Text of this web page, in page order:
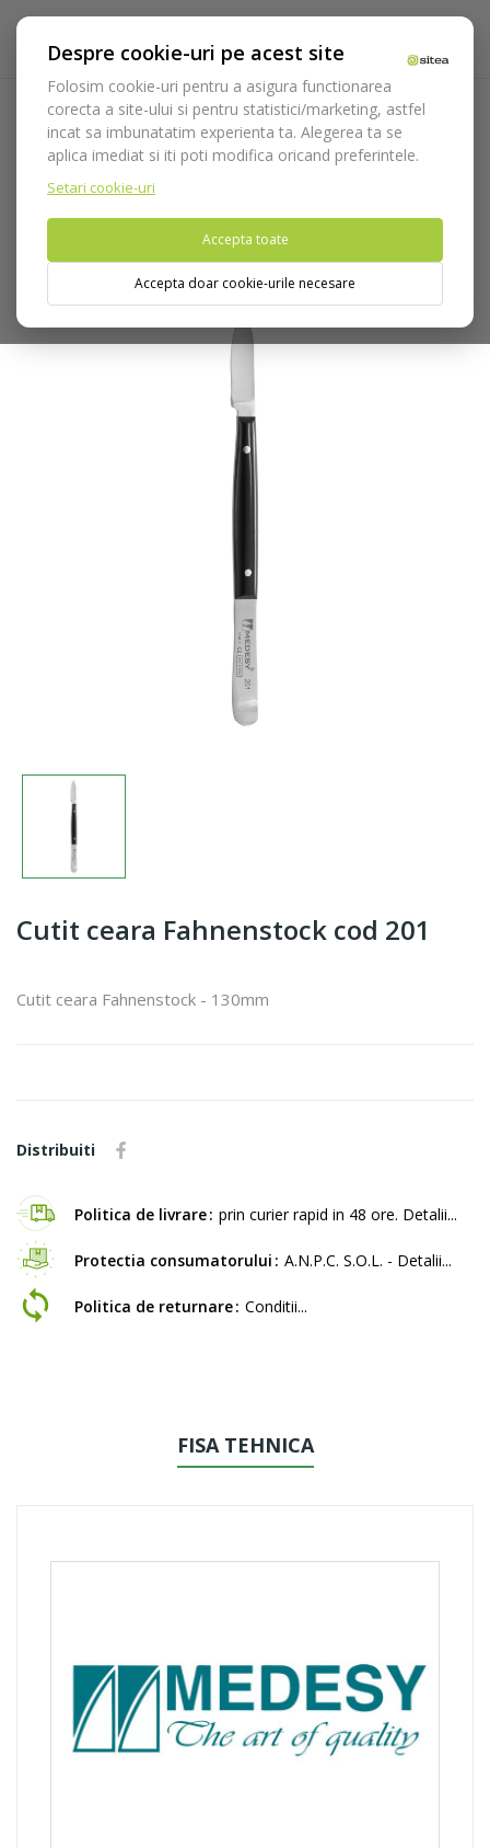
Despre cookie-uri pe acest site
Folosim cookie-uri pentru a asigura functionarea
corecta a site-ului si pentru statistici/marketing, astfel
incat sa imbunatatim experienta ta. Alegerea ta se
aplica imediat si iti poti modifica oricand preferintele.
Setari cookie-uri
Accepta toate
Accepta doar cookie-urile necesare
Acasa Laborator Instrumentar laborator
Cutit ceara
Cutit ceara Fahnenstock cod 201
Nu puteti plasa comenzi din tara din care accesati website-ul
Cutit ceara Fahnenstock cod 201
Cutit ceara Fahnenstock - 130mm
Distribuiti
Politica de livrare prin curier rapid in 48 ore. Detalii...
Protectia consumatorului A.N.P.C. S.O.L. - Detalii...
Politica de returnare Conditii...
FISA TEHNICA